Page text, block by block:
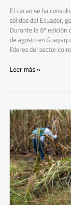
El cacao se ha
sólidos del Ecuador,
Durante la 8ª edición
de agosto en
líderes del sector
Leer más »
La
zafra
reactiva
la
economía
en
Marcelino
Maridueña